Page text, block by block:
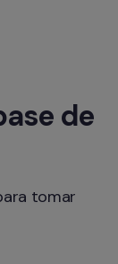
de
tomar